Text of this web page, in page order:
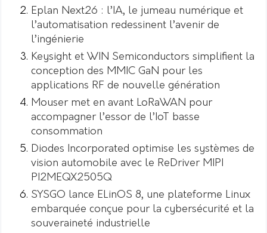
Eplan Next26 : l’IA, le jumeau numérique et
l’automatisation redessinent l’avenir de
l’ingénierie
Keysight et WIN Semiconductors simplifient la
conception des MMIC GaN pour les
applications RF de nouvelle génération
Mouser met en avant LoRaWAN pour
accompagner l’essor de l’IoT basse
consommation
Diodes Incorporated optimise les systèmes de
vision automobile avec le ReDriver MIPI
PI2MEQX2505Q
SYSGO lance ELinOS 8, une plateforme Linux
embarquée conçue pour la cybersécurité et la
souveraineté industrielle